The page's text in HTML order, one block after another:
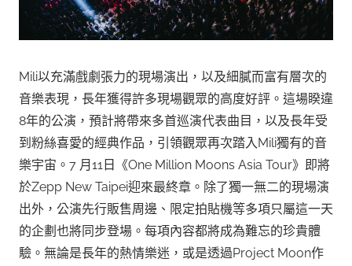
Mili以充滿戲劇張力的現場演出，以及細膩而富有層次的
音樂表現，長年獲得許多現場觀眾的高度好評。這場睽違
8年的公演，預計將帶來多首巡演代表曲目，以及長年受
到粉絲喜愛的經典作品，引領觀眾再次踏入Mili獨有的音
樂宇宙。7 月11日《One Million Moons Asia Tour》即將
於Zepp New Taipei迎來最終章。除了獨一無二的現場演
出外，公演先行販售周邊、限定拍貼機等多項只屬這一天
的企劃也將同步登場。每項內容都將成為難忘的珍貴體
驗。無論是長年的熱情樂迷，或是透過Project Moon作